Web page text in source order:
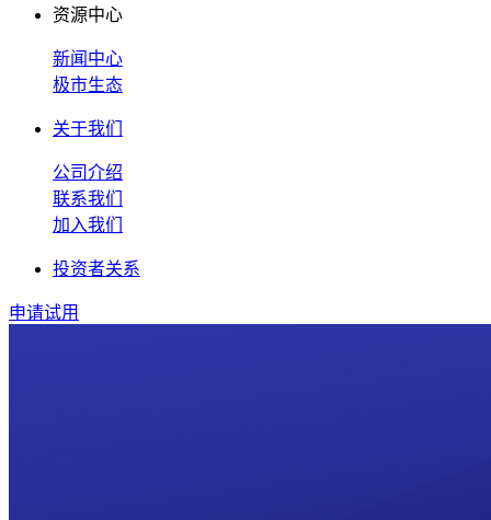
资源中心
新闻中心
极市生态
关于我们
公司介绍
联系我们
加入我们
投资者关系
申请试用